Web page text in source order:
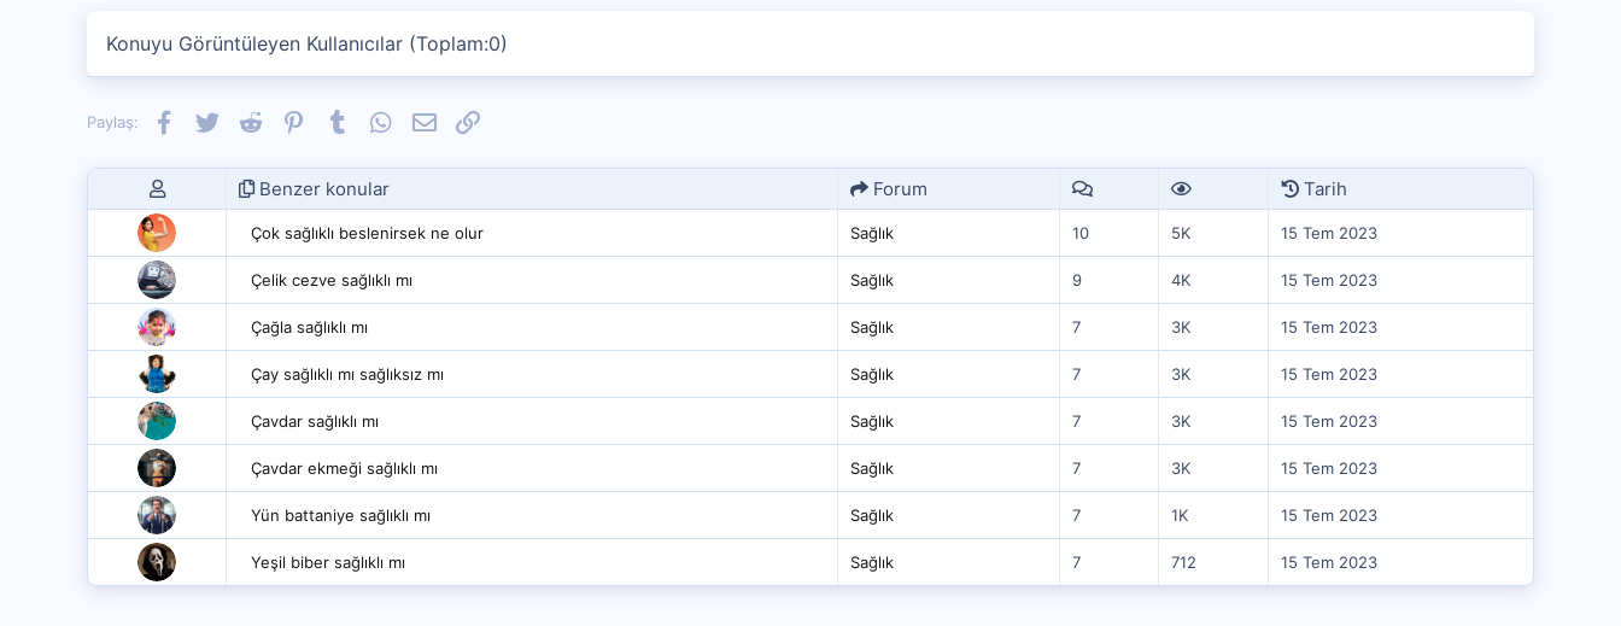
Konuyu Görüntüleyen Kullanıcılar (Toplam:0)
Paylaş: Facebook
TwitterReddit PinterestTumblrWhatsApp
E-postaLink
Benzer konular Forum Tarih
Çok sağlıklı beslenirsek ne olur Sağlık 10 5K 15 Tem 2023
Çelik cezve sağlıklı mı Sağlık 9 4K 15 Tem 2023
Çağla sağlıklı mı Sağlık 7 3K 15 Tem 2023
Çay sağlıklı mı sağlıksız mı Sağlık 7 3K 15 Tem 2023
Çavdar sağlıklı mı Sağlık 7 3K 15 Tem 2023
Çavdar ekmeği sağlıklı mı Sağlık 7 3K 15 Tem 2023
Yün battaniye sağlıklı mı Sağlık 7 1K 15 Tem 2023
Yeşil biber sağlıklı mı Sağlık 7 712 15 Tem 2023